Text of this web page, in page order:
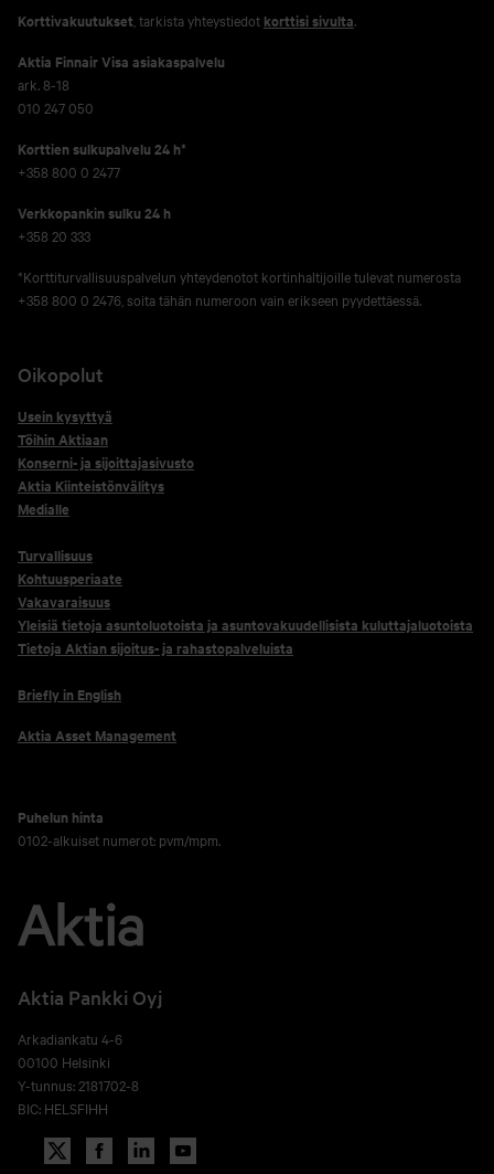
Korttivakuutukset , tarkista yhteystiedot korttisi sivulta.
Aktia Finnair Visa asiakaspalvelu
ark. 8-18
010 247 050
Korttien sulkupalvelu 24 h*
+358 800 0 2477
Verkko­pankin sulku 24 h
+358 20 333
*Korttiturvallisuuspalvelun yhteydenotot kortinhaltijoille tulevat numerosta
+358 800 0 2476, soita tähän numeroon vain erikseen pyydettäessä.
Oikopolut
Usein kysyttyä
Töihin Aktiaan
Konserni- ja sijoittajasivusto
Aktia Kiinteistönvälitys
Medialle
Turvallisuus
Kohtuusperiaate
Vakavaraisuus
Yleisiä tietoja asuntoluotoista ja asuntovakuudellisista kuluttajaluotoista
Tietoja Aktian sijoitus- ja rahastopalveluista
Briefly in English
Aktia Asset Management
Puhelun hinta
0102-alkuiset numerot: pvm/mpm.
Aktia Pankki Oyj
Arkadiankatu 4-6
00100 Helsinki
Y-tunnus: 2181702-8
BIC: HELSFIHH